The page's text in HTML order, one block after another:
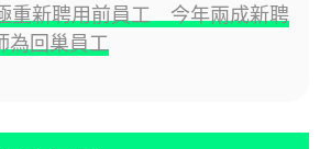
重新聘用前員工 今年兩成新聘
為回巢員工